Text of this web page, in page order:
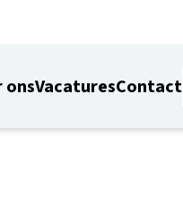
onsVacaturesContact